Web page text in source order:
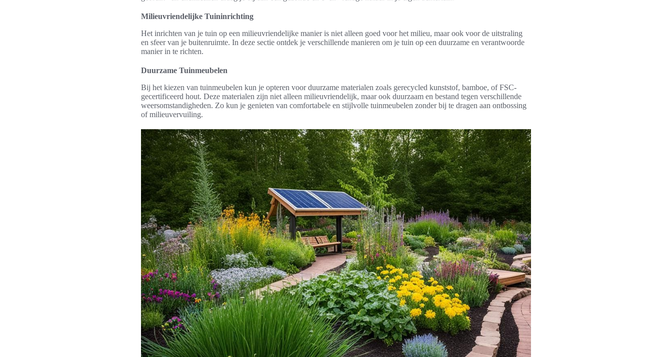
Milieuvriendelijke Tuininrichting
Het inrichten van je tuin op een milieuvriendelijke manier is niet alleen goed voor het milieu, maar ook voor de uitstraling
en sfeer van je buitenruimte. In deze sectie ontdek je verschillende manieren om je tuin op een duurzame en verantwoorde
manier in te richten.
Duurzame Tuinmeubelen
Bij het kiezen van tuinmeubelen kun je opteren voor duurzame materialen zoals gerecycled kunststof, bamboe, of FSC-
gecertificeerd hout. Deze materialen zijn niet alleen milieuvriendelijk, maar ook duurzaam en bestand tegen verschillende
weersomstandigheden. Zo kun je genieten van comfortabele en stijlvolle tuinmeubelen zonder bij te dragen aan ontbossing
of milieuvervuiling.